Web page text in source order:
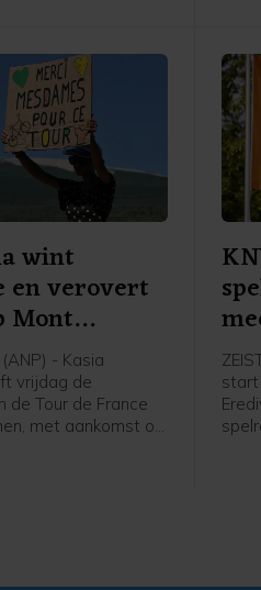
wint
en verovert
Mont
(ANP) - Kasia
vrijdag de
de Tour de France
met aankomst op
start